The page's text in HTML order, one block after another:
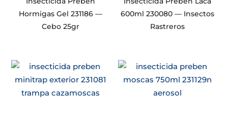
Hormigas Gel 231186 —
Cebo 25gr
600ml 230080 — Insectos
Rastreros